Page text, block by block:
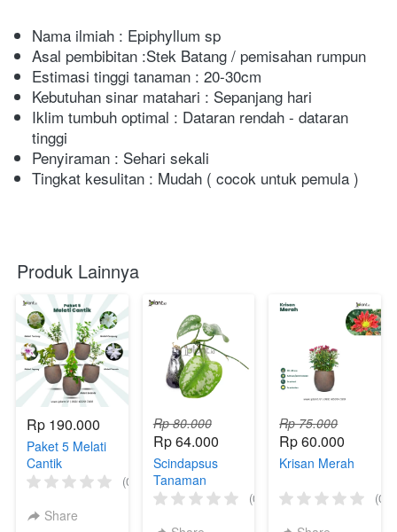
Nama ilmiah : Epiphyllum sp
Asal pembibitan :Stek Batang / pemisahan rumpun
Estimasi tinggi tanaman : 20-30cm
Kebutuhan sinar matahari : Sepanjang hari
Iklim tumbuh optimal : Dataran rendah - dataran
tinggi
Penyiraman : Sehari sekali
Tingkat kesulitan : Mudah ( cocok untuk pemula )
Produk Lainnya
Rp 190.000
Paket 5 Melati
Cantik
(0)
Share
Rp 80.000
Rp 64.000
Scindapsus
Tanaman
Gantung
(0)
Rp 75.000
Rp 60.000
Krisan Merah
(0)